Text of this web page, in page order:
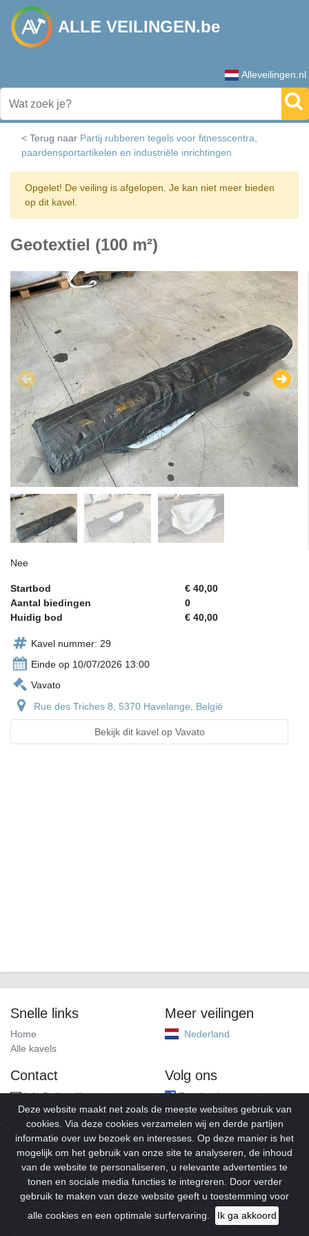
ALLE VEILINGEN.be
Alleveilingen.nl
< Terug naar Partij rubberen tegels voor fitnesscentra,
paardensportartikelen en industriële inrichtingen
Opgelet! De veiling is afgelopen. Je kan niet meer bieden
op dit kavel.
Geotextiel (100 m²)
Nee
Startbod
€ 40,00
Aantal biedingen
0
Huidig bod
€ 40,00
Kavel nummer: 29
Einde op 10/07/2026 13:00
Vavato
Rue des Triches 8, 5370 Havelange, België
Bekijk dit kavel op Vavato
Snelle links
Home
Alle kavels
Meer veilingen
Nederland
Contact
info@alleveilingen.net
Volg ons
Facebook
© 2026Alleveilingen.Alle rechten voorbehouden.
Deze website maakt net zoals de meeste websites gebruik van
cookies. Via deze cookies verzamelen wij en derde partijen
informatie over uw bezoek en interesses. Op deze manier is het
mogelijk om het gebruik van onze site te analyseren, de inhoud
van de website te personaliseren, u relevante advertenties te
tonen en sociale media functies te integreren. Door verder
gebruik te maken van deze website geeft u toestemming voor
alle cookies en een optimale surfervaring.
Ik ga akkoord